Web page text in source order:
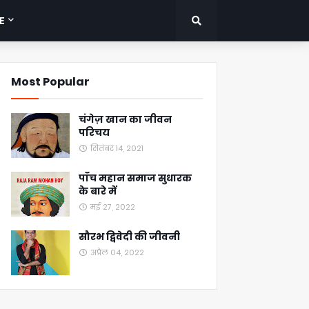
Most Popular
चंगेज़ खान का जीवन
परिचय
सितंबर 14, 2021
पाँच महान समाज सुधारक
के बारे में
मई 27, 2022
सौरभ द्विवेदी की जीवनी
अप्रैल 04, 2022